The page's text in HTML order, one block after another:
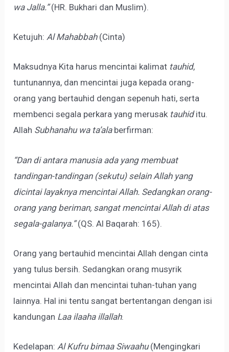
wa Jalla.”(HR. Bukhari dan Muslim).
Ketujuh:Al Mahabbah (Cinta)
Maksudnya Kita harus mencintai kalimat tauhid,
tuntunannya, dan mencintai juga kepada orang-
orang yang bertauhid dengan sepenuh hati, serta
membenci segala perkara yang merusak tauhiditu.
Allah Subhanahu wa ta’alaberfirman:
“Dan di antara manusia ada yang membuat
tandingan-tandingan (sekutu) selain Allah yang
dicintai layaknya mencintai Allah. Sedangkan orang-
orang yang beriman, sangat mencintai Allah di atas
segala-galanya.”(QS. Al Baqarah: 165).
Orang yang bertauhid mencintai Allah dengan cinta
yang tulus bersih. Sedangkan orang musyrik
mencintai Allah dan mencintai tuhan-tuhan yang
lainnya. Hal ini tentu sangat bertentangan dengan isi
kandungan Laa ilaaha illallah.
Kedelapan: Al Kufru bimaa Siwaahu(Mengingkari